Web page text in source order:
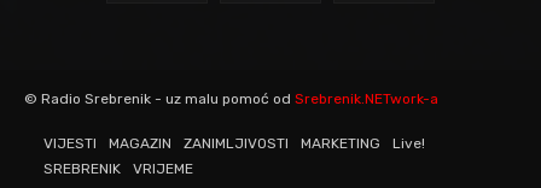
© Radio Srebrenik - uz malu pomoć od Srebrenik.NETwork-a
VIJESTI MAGAZIN ZANIMLJIVOSTI MARKETING
Live!
SREBRENIK
VRIJEME